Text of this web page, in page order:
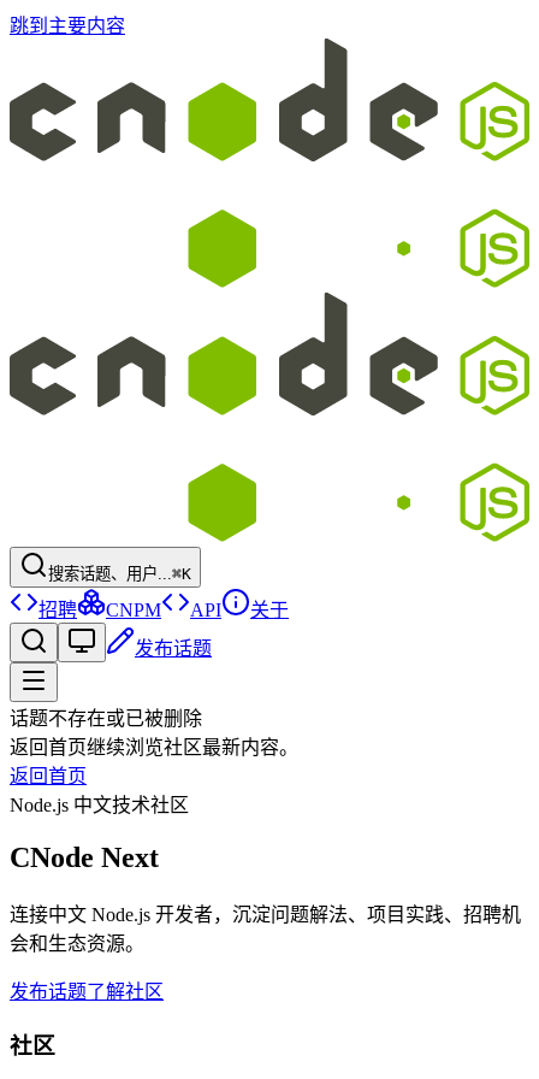
跳到主要内容
搜索话题、用户...⌘K
招聘 CNPM API
关于
发布话题
话题不存在或已被删除
返回首页继续浏览社区最新内容。
返回首页
Node.js 中文技术社区
CNode Next
连接中文 Node.js 开发者，沉淀问题解法、项目实践、招聘机
会和生态资源。
发布话题了解社区
社区